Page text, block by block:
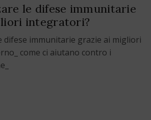
le difese immunitarie
integratori?
difese immunitarie grazie ai migliori
come ci aiutano contro i